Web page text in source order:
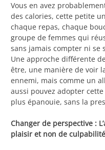
Vous en avez
des calories, cette petite
chaque repas, chaque
groupe de femmes qui
sans jamais compter ni se
Une approche différente
être, une manière de voir
ennemi, mais comme un
aussi pouvez adopter
plus épanouie, sans la
Changer de perspective :
plaisir et non de culpabilité